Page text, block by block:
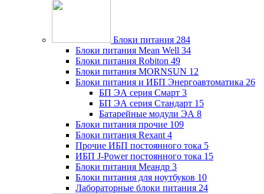
Блоки питания 284
Блоки питания Mean Well 34
Блоки питания Robiton 49
Блоки питания MORNSUN 12
Блоки питания и ИБП Энергоавтоматика 26
БП ЭА серия Смарт 3
БП ЭА серия Стандарт 15
Батарейные модули ЭА 8
Блоки питания прочие 109
Блоки питания Rexant 4
Прочие ИБП постоянного тока 5
ИБП J-Power постоянного тока 15
Блоки питания Меандр 3
Блоки питания для ноутбуков 10
Лабораторные блоки питания 24